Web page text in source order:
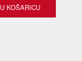
U KOŠARICU